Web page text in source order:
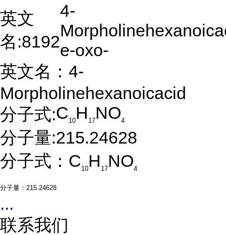
英文
名:8192
4-
e-oxo-
英文名：4-
Morpholinehexanoicacid
分子式:C 10H 17NO4
分子量:215.24628
分子式：C 10H 17NO4
分子量：215.24628
...
联系我们